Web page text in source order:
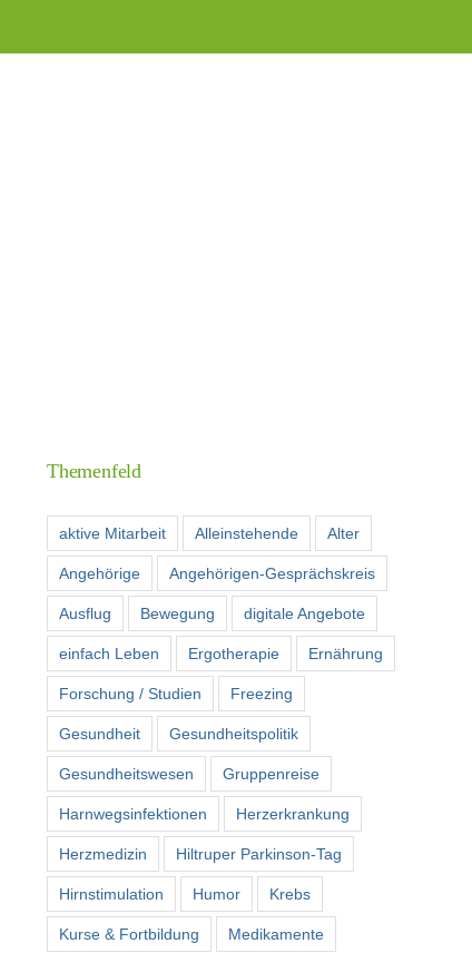
Themenfeld
aktive Mitarbeit Alleinstehende Alter
Angehörige Angehörigen-Gesprächskreis
Ausflug Bewegung digitale Angebote
einfach Leben Ergotherapie Ernährung
Forschung / Studien Freezing
Gesundheit Gesundheitspolitik
Gesundheitswesen Gruppenreise
Harnwegsinfektionen Herzerkrankung
Herzmedizin Hiltruper Parkinson-Tag
Hirnstimulation Humor Krebs
Kurse & Fortbildung Medikamente